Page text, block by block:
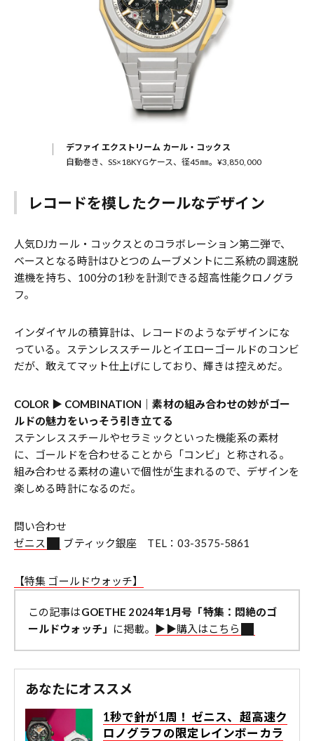
デファイ エクストリーム カール・コックス
自動巻き、SS×18KYGケース、径45㎜。¥3,850,000
レコードを模したクールなデザイン
人気DJカール・コックスとのコラボレーション第二弾で、
ベースとなる時計はひとつのムーブメントに二系統の調速脱
進機を持ち、100分の1秒を計測できる超高性能クロノグラ
フ。
インダイヤルの積算計は、レコードのようなデザインにな
っている。ステンレススチールとイエローゴールドのコンビ
だが、敢えてマット仕上げにしており、輝きは控えめだ。
COLOR ▶︎ COMBINATION｜素材の組み合わせの妙がゴー
ルドの魅力をいっそう引き立てる
ステンレススチールやセラミックといった機能系の素材
に、ゴールドを合わせることから「コンビ」と称される。
組み合わせる素材の違いで個性が生まれるので、デザインを
楽しめる時計になるのだ。
問い合わせ
ゼニス
ブティック銀座 TEL：03-3575-5861
【特集 ゴールドウォッチ】
この記事はGOETHE 2024年1月号「特集：悶絶のゴ
ールドウォッチ」
に掲載。 ▶︎▶︎購入はこちら
あなたにオススメ
1秒で針が1周！ ゼニス、超高速ク
ロノグラフの限定レインボーカラ